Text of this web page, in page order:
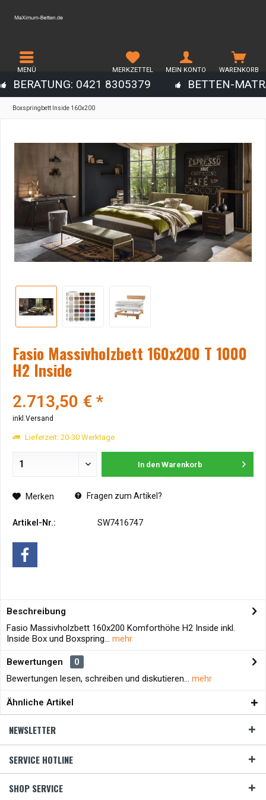
BERATUNG: 0421 8305379 BETTEN-
MENÜ WARENKORB
MERKZETTEL MEIN KONTO
Boxspringbett Inside 160x200
Fasio Massivholzbett 160x200 T 1000
H2 Inside
2.713,50 € *
inkl.Versand
Lieferzeit: 20-30 Werktage
In den Warenkorb
Merken Fragen zum Artikel?
Artikel-Nr.: SW7416747
Beschreibung
Fasio Massivholzbett 160x200 Komforthöhe H2 Inside inkl.
Inside Box und Boxspring... mehr
Bewertungen
0
Bewertungen lesen, schreiben und diskutieren... mehr
Ähnliche Artikel
NEWSLETTER
SERVICE HOTLINE
SHOP SERVICE